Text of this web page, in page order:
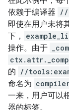
依赖于编译器 //
即使在用户未将
下，
操作。由于
的 //
命名为
一来，用户可以
器的标签。